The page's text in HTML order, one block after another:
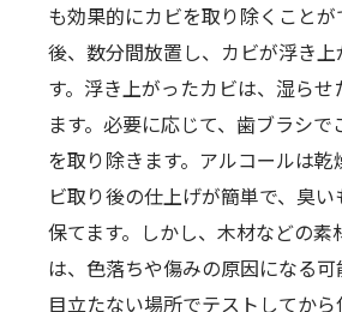
も効果的にカビを取り除くことが
後、数分間放置し、カビが浮き
す。浮き上がったカビは、湿らせ
ます。必要に応じて、歯ブラシ
を取り除きます。アルコールは乾
ビ取り後の仕上げが簡単で、臭
保てます。しかし、木材などの素
は、色落ちや傷みの原因になる可
目立たない場所でテストしてか